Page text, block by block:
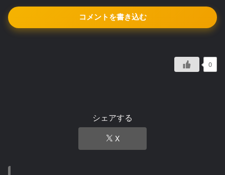
コメントを書き込む
0
シェアする
X